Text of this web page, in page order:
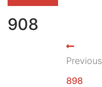
908
Previous
898